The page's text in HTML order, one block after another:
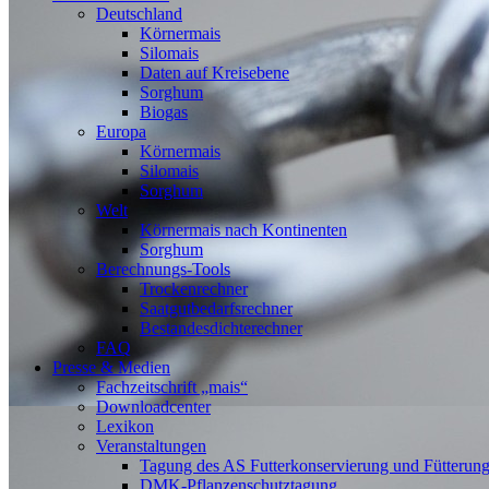
Deutschland
Körnermais
Silomais
Daten auf Kreisebene
Sorghum
Biogas
Europa
Körnermais
Silomais
Sorghum
Welt
Körnermais nach Kontinenten
Sorghum
Berechnungs-Tools
Trockenrechner
Saatgutbedarfsrechner
Bestandesdichterechner
FAQ
Presse & Medien
Fachzeitschrift „mais“
Downloadcenter
Lexikon
Veranstaltungen
Tagung des AS Futterkonservierung und Fütterung
DMK-Pflanzenschutztagung